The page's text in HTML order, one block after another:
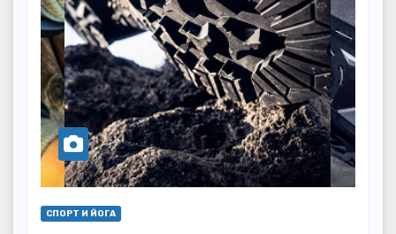
СПОРТ И ЙОГА